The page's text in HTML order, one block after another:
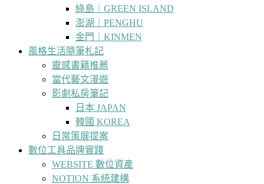
綠島｜GREEN ISLAND
澎湖｜PENGHU
金門｜KINMEN
風格生活隨筆札記
靈感書籍推薦
當代藝文漫遊
影劇私房筆記
日本 JAPAN
韓國 KOREA
日常策展提案
數位工具品牌實踐
WEBSITE 數位資產
NOTION 系統建構